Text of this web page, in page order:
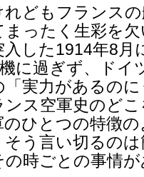
どもフランスの
まったく生彩を
入した1914年8月
に過ぎず、ドイ
「実力があるの
ンス空軍史のど
のひとつの特徴
そう言い切るの
の時ごとの事情